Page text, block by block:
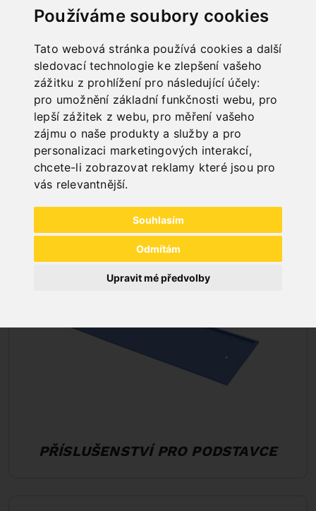
Používáme soubory cookies
Tato webová stránka používá cookies a další
sledovací technologie ke zlepšení vašeho
zážitku z prohlížení pro následující účely:
pro umožnění základní funkčnosti webu, pro
lepší zážitek z webu, pro měření vašeho
zájmu o naše produkty a služby a pro
personalizaci marketingových interakcí,
chcete-li zobrazovat reklamy které jsou pro
vás relevantnější.
Souhlasím
Odmítám
Upravit mé předvolby
PODSTAVCE PRO VRTAČKY
PŘÍSLUŠENSTVÍ PRO PODSTAVCE